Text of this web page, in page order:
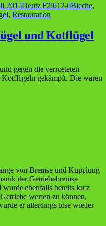
2015Kategorien
Deutz F2l612-6Bleche,
, Restauration
und Kotflügel
gegen die verrosteten
gekämpft. Die waren
von Bremse und Kupplung
der Getriebebremse
wurde ebenfalls bereits kurz
werfen zu können,
er allerdings lose wieder